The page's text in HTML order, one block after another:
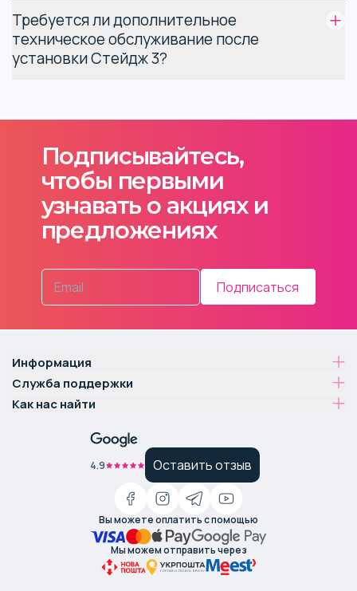
Требуется ли дополнительное
техническое обслуживание после
установки Стейдж 3?
Подписывайтесь,
чтобы первыми
узнавать о акциях и
предложениях
Подписаться
Информация
Служба поддержки
Как нас найти
4.9 Оставить отзыв
Вы можете оплатить с помощью
Мы можем отправить через